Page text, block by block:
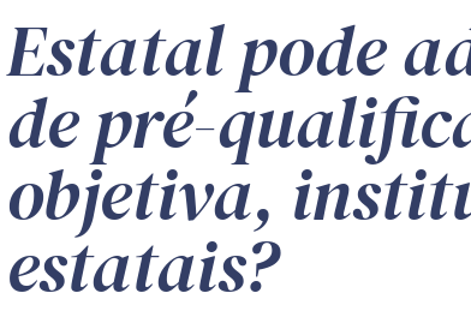
Estatal pode
de pré-
objetiva,
estatais?